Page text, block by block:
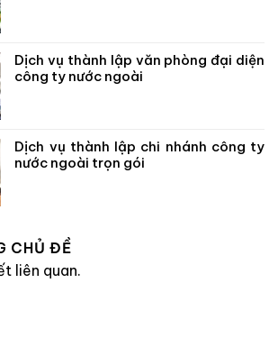
Dịch vụ thành lập văn phòng đại diện
công ty nước ngoài
Dịch vụ thành lập chi nhánh công ty
nước ngoài trọn gói
CHỦ ĐỀ
liên quan.